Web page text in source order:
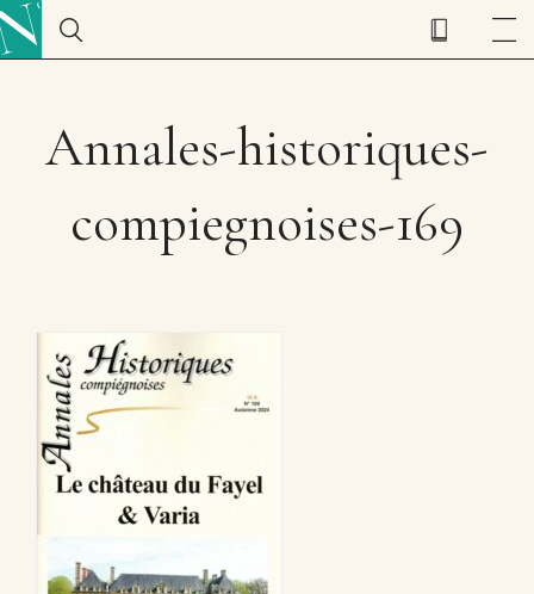
Annales-historiques-
compiegnoises-169